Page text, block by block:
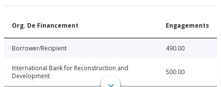
Org. De Financement Engagements
Borrower/Recipient 490.00
International Bank for Reconstruction and
Development
500.00